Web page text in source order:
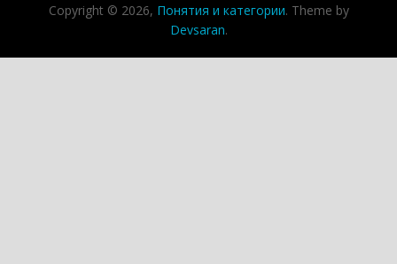
Copyright © 2026, Понятия и категории. Theme by
Devsaran.